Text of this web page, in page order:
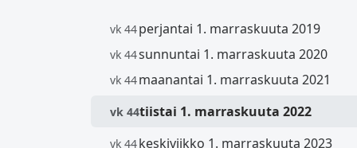
vk 44perjantai 1. marraskuuta 2019
vk 44sunnuntai 1. marraskuuta 2020
vk 44maanantai 1. marraskuuta 2021
vk 44tiistai 1. marraskuuta 2022
vk 44keskiviikko 1. marraskuuta 2023